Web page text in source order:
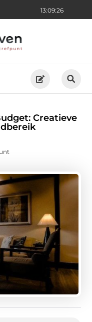
13:09:28
Creatieve